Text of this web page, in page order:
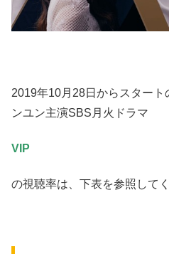
2019年10月28日からスター
ンユン主演SBS月火ドラマ
VIP
の視聴率は、下表を参照してく